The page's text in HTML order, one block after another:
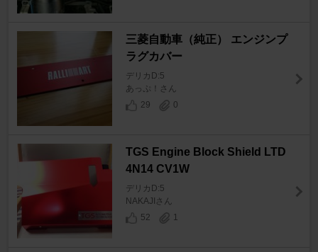
三菱自動車（純正） エンジンプ
ラグカバー
デリカD:5
あっぷ！さん
29
0
TGS Engine Block Shield LTD
4N14 CV1W
デリカD:5
NAKAJIさん
52
1